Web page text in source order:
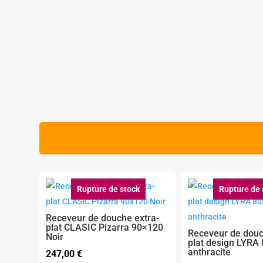
Rupture de stock
Receveur de douche extra-
plat CLASIC Pizarra 90×120
Noir
247,00€
Rupture de
Receveur de
plat design LYRA
anthracite